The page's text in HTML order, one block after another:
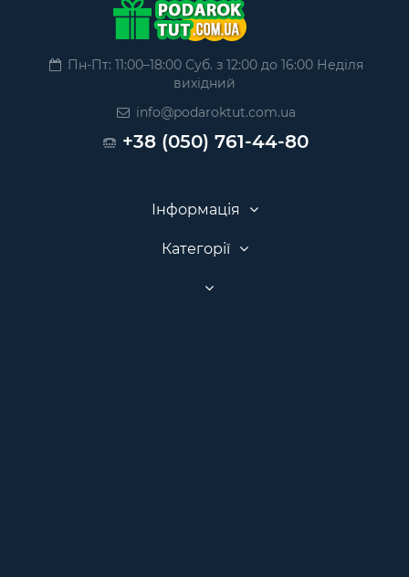
Пн-Пт: 11:00–18:00 Суб. з 12:00 до 16:00 Неділя
вихідний
info@podaroktut.com.ua
+38 (050) 761-44-80
Інформація
Категорії